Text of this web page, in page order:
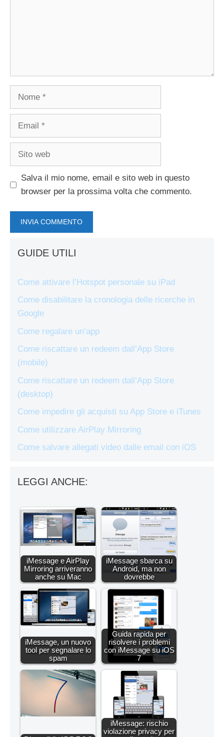
Nome
Email
Sito
Salva il mio nome, email e sito web in questo
browser per la prossima volta che commento.
GUIDE UTILI
Come attivare l’Hotspot personale su iPad
Come disabilitare la cronologia delle ricerche in
Google
Come regalare un’app
Come riscattare un redeem dall’App Store
(mobile)
Come riscattare un redeem dall’App Store
(desktop)
Come impedire gli acquisti su App Store e iTunes
Come utilizzare AirPlay Mirroring
Come salvare allegati video dalle email con iOS
LEGGI ANCHE:
iMessage e AirPlay
Mirroring arriveranno
anche su Mac
iMessage sbarca su
Android, ma non
dovrebbe
iMessage, un nuovo
tool per segnalare lo
spam
Guida rapida per
risolvere i problemi
con iMessage su iOS
7
iMessage: rischio
violazione privacy per